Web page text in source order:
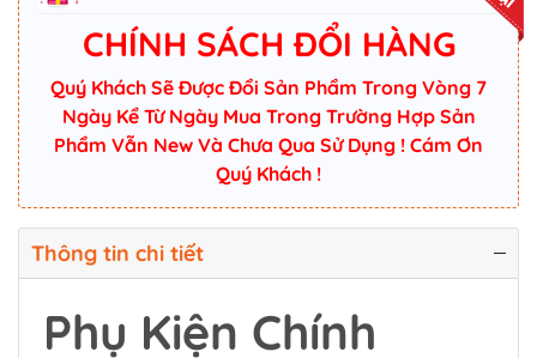
CHÍNH SÁCH ĐỔI HÀNG
Quý Khách Sẽ Được Đổi Sản Phẩm Trong Vòng 7
Ngày Kể Từ Ngày Mua Trong Trường Hợp Sản
Phẩm Vẫn New Và Chưa Qua Sử Dụng ! Cám Ơn
Quý Khách !
Thông tin chi tiết
Phụ Kiện Chính